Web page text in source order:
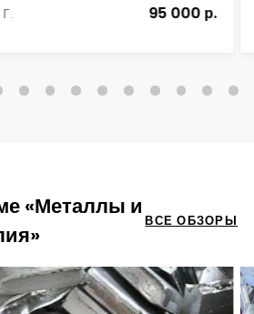
95 000 р.
«Металлы и
ВСЕ ОБЗОРЫ